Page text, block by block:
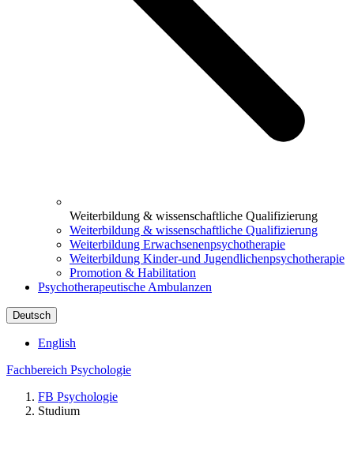
Weiterbildung & wissenschaftliche Qualifizierung
Weiterbildung & wissenschaftliche Qualifizierung
Weiterbildung Erwachsenenpsychotherapie
Weiterbildung Kinder-und Jugendlichenpsychotherapie
Promotion & Habilitation
Psychotherapeutische Ambulanzen
Deutsch
English
Fachbereich Psychologie
FB Psychologie
Studium